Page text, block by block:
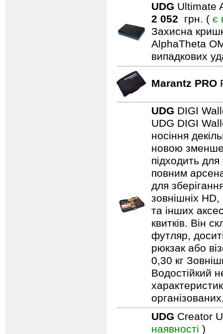
UDG Ultimate
2 052 грн. ( є
Захисна
AlphaTheta
випадкових
Marantz PRO
UDG DIGI
UDG DIGI
носіння
новою
підходить
повним
для
зовнішніх
та інших
квитків. Він
футляр,
рюкзак або
0,30 кг
Водостійкий
UDG Creator
наявності )